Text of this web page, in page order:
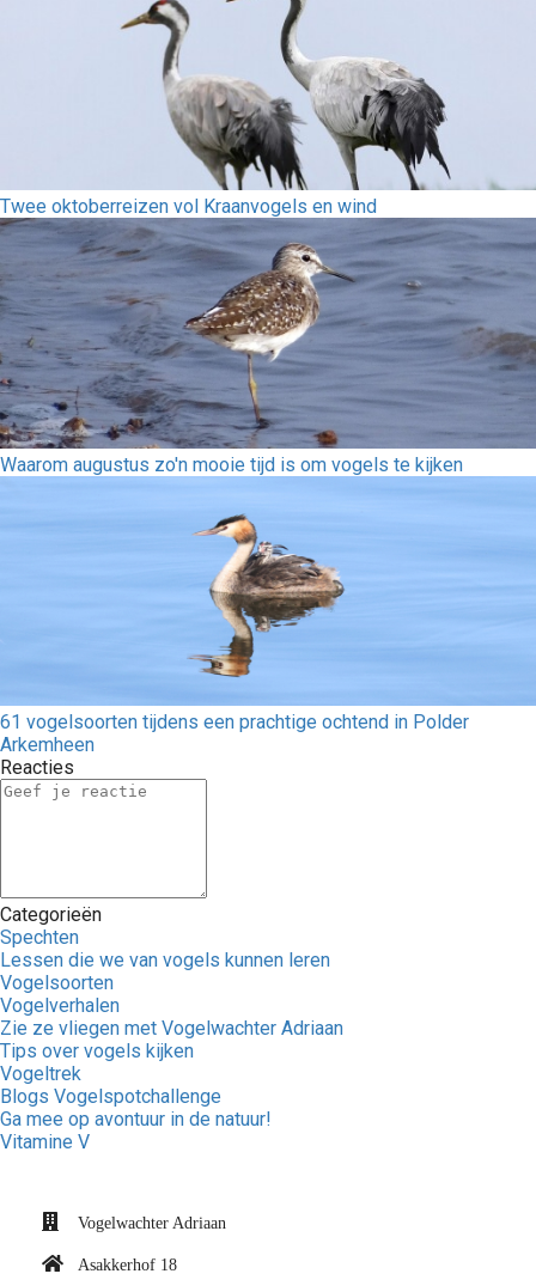
Twee oktoberreizen vol Kraanvogels en wind
Waarom augustus zo'n mooie tijd is om vogels te kijken
61 vogelsoorten tijdens een prachtige ochtend in Polder
Arkemheen
Reacties
Categorieën
Spechten
Lessen die we van vogels kunnen leren
Vogelsoorten
Vogelverhalen
Zie ze vliegen met Vogelwachter Adriaan
Tips over vogels kijken
Vogeltrek
Blogs Vogelspotchallenge
Ga mee op avontuur in de natuur!
Vitamine V
Vogelwachter Adriaan
Asakkerhof 18